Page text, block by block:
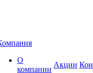
О
компании
Акции